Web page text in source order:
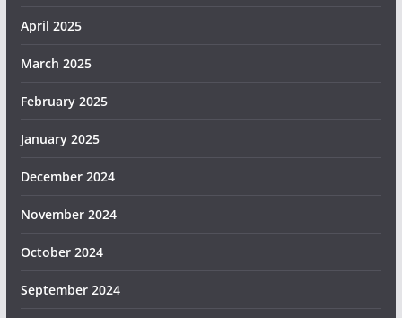
April 2025
March 2025
February 2025
January 2025
December 2024
November 2024
October 2024
September 2024